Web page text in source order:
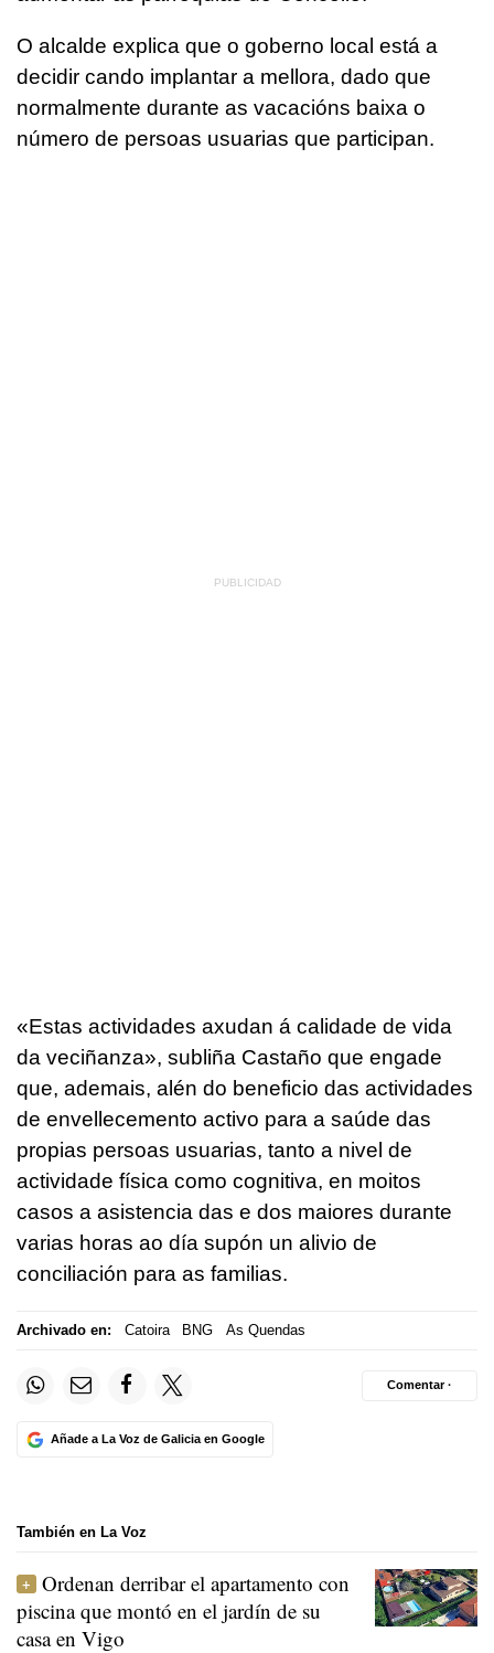
O alcalde explica que o goberno local está a
decidir cando implantar a mellora, dado que
normalmente durante as vacacións baixa o
número de persoas usuarias que participan.
«Estas actividades axudan á calidade de vida
da veciñanza», subliña Castaño que engade
que, ademais, alén do beneficio das actividades
de envellecemento activo para a saúde das
propias persoas usuarias, tanto a nivel de
actividade física como cognitiva, en moitos
casos a asistencia das e dos maiores durante
varias horas ao día supón un alivio de
conciliación para as familias.
Archivado en: Catoira BNG As Quendas
Añade a La Voz de Galicia en Google
Comentar ·
También en La Voz
Ordenan derribar el apartamento con
piscina que montó en el jardín de su
casa en Vigo